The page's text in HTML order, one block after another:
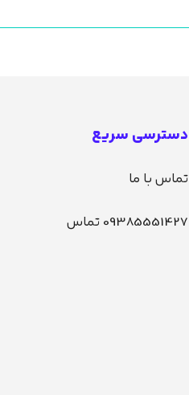
دسترسی سریع
تماس با ما
09385551427 تماس